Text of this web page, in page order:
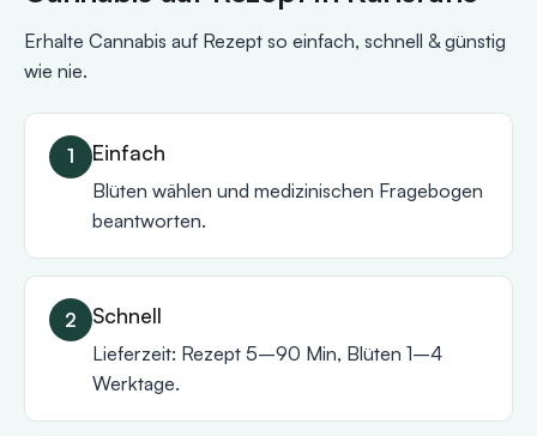
Erhalte Cannabis auf Rezept so einfach, schnell & günstig
wie nie.
Einfach
Blüten wählen und medizinischen Fragebogen
beantworten.
Schnell
Lieferzeit: Rezept 5–90 Min, Blüten 1–4
Werktage.